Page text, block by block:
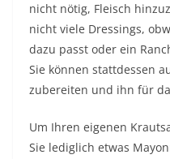
nicht nötig, Fleisch
nicht viele Dressings,
dazu passt oder ein
Sie können stattdessen
zubereiten und ihn für
Um Ihren eigenen
Sie lediglich etwas